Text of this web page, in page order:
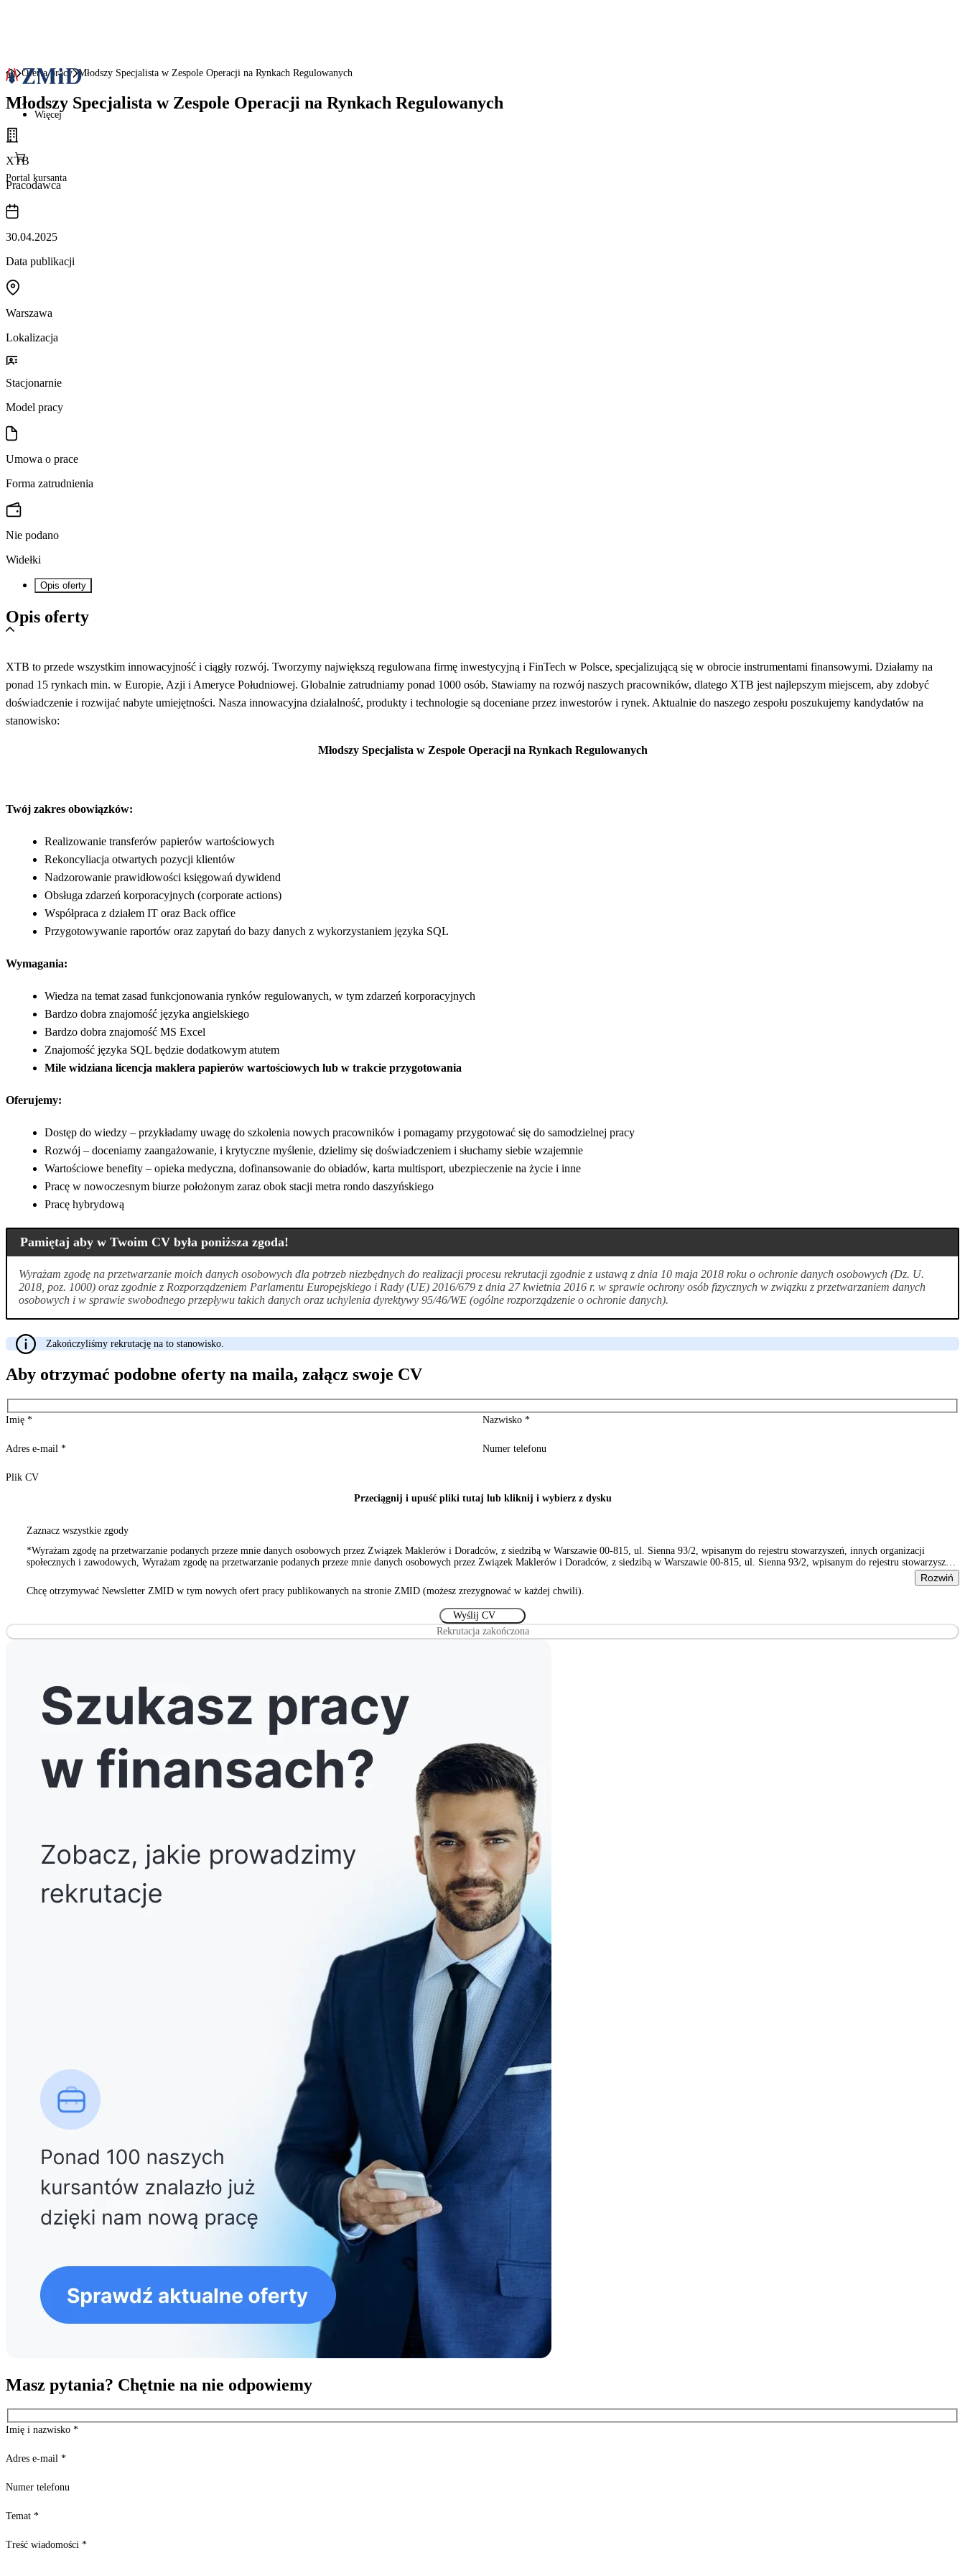
Więcej
Portal kursanta
Oferta pracy Młodszy Specjalista w Zespole Operacji na Rynkach Regulowanych
Młodszy Specjalista w Zespole Operacji na Rynkach Regulowanych
XTB
Pracodawca
30.04.2025
Data publikacji
Warszawa
Lokalizacja
Stacjonarnie
Model pracy
Umowa o prace
Forma zatrudnienia
Nie podano
Widełki
Opis oferty
Opis oferty
XTB to przede wszystkim innowacyjność i ciągły rozwój. Tworzymy największą regulowana firmę inwestycyjną i FinTech w Polsce, specjalizującą się w obrocie instrumentami finansowymi. Działamy na
ponad 15 rynkach min. w Europie, Azji i Ameryce Południowej. Globalnie zatrudniamy ponad 1000 osób. Stawiamy na rozwój naszych pracowników, dlatego XTB jest najlepszym miejscem, aby zdobyć
doświadczenie i rozwijać nabyte umiejętności. Nasza innowacyjna działalność, produkty i technologie są doceniane przez inwestorów i rynek. Aktualnie do naszego zespołu poszukujemy kandydatów na
stanowisko:
Młodszy Specjalista w Zespole Operacji na Rynkach Regulowanych
Twój zakres obowiązków:
Realizowanie transferów papierów wartościowych
Rekoncyliacja otwartych pozycji klientów
Nadzorowanie prawidłowości księgowań dywidend
Obsługa zdarzeń korporacyjnych (corporate actions)
Współpraca z działem IT oraz Back office
Przygotowywanie raportów oraz zapytań do bazy danych z wykorzystaniem języka SQL
Wymagania:
Wiedza na temat zasad funkcjonowania rynków regulowanych, w tym zdarzeń korporacyjnych
Bardzo dobra znajomość języka angielskiego
Bardzo dobra znajomość MS Excel
Znajomość języka SQL będzie dodatkowym atutem
Mile widziana licencja maklera papierów wartościowych lub w trakcie przygotowania
Oferujemy:
Dostęp do wiedzy – przykładamy uwagę do szkolenia nowych pracowników i pomagamy przygotować się do samodzielnej pracy
Rozwój – doceniamy zaangażowanie, i krytyczne myślenie, dzielimy się doświadczeniem i słuchamy siebie wzajemnie
Wartościowe benefity – opieka medyczna, dofinansowanie do obiadów, karta multisport, ubezpieczenie na życie i inne
Pracę w nowoczesnym biurze położonym zaraz obok stacji metra rondo daszyńskiego
Pracę hybrydową
Pamiętaj aby w Twoim CV była poniższa zgoda!
Wyrażam zgodę na przetwarzanie moich danych osobowych dla potrzeb niezbędnych do realizacji procesu rekrutacji zgodnie z ustawą z dnia 10 maja 2018 roku o ochronie danych osobowych (Dz. U.
2018, poz. 1000) oraz zgodnie z Rozporządzeniem Parlamentu Europejskiego i Rady (UE) 2016/679 z dnia 27 kwietnia 2016 r. w sprawie ochrony osób fizycznych w związku z przetwarzaniem danych
osobowych i w sprawie swobodnego przepływu takich danych oraz uchylenia dyrektywy 95/46/WE (ogólne rozporządzenie o ochronie danych).
Zakończyliśmy rekrutację na to stanowisko.
Aby otrzymać podobne oferty na maila, załącz swoje CV
Imię * Nazwisko *
Adres e-mail * Numer telefonu
Plik CV
Przeciągnij i upuść pliki tutaj lub kliknij i wybierz z dysku
Zaznacz wszystkie zgody
*Wyrażam zgodę na przetwarzanie podanych przeze mnie danych osobowych przez Związek Maklerów i Doradców, z siedzibą w Warszawie 00-815, ul. Sienna 93/2, wpisanym do rejestru stowarzyszeń, innych organizacji
społecznych i zawodowych, Wyrażam zgodę na przetwarzanie podanych przeze mnie danych osobowych przez Związek Maklerów i Doradców, z siedzibą w Warszawie 00-815, ul. Sienna 93/2, wpisanym do rejestru stowarzyszeń,
Rozwiń
Chcę otrzymywać Newsletter ZMID w tym nowych ofert pracy publikowanych na stronie ZMID (możesz zrezygnować w każdej chwili).
Rekrutacja zakończona
Masz pytania? Chętnie na nie odpowiemy
Imię i nazwisko *
Adres e-mail *
Numer telefonu
Temat *
Treść wiadomości *